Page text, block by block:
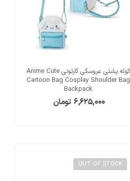
کوله پشتی عروسکی کارتونی Anime Cute
Cartoon Bag Cosplay Shoulder Bag
Backpack
۶,۶۲۵,۰۰۰ تومان
OUT OF STOCK